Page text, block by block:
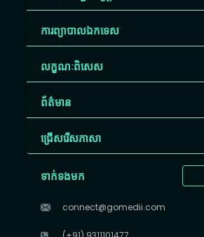
ការព្យាបាលឯកទេស
លក្ខណៈពិសេស
ព័ត៌មាន
ជ្រើសរើស​ភាសា
ទាក់ទងមក
connect@gomedii.com